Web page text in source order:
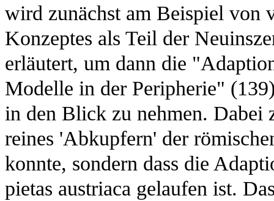
wird zunächst am Beispiel von
Konzeptes als Teil der
erläutert, um dann die
Modelle in der Peripherie"
in den Blick zu nehmen. Dabei
reines 'Abkupfern' der
konnte, sondern dass die
pietas austriaca gelaufen ist.